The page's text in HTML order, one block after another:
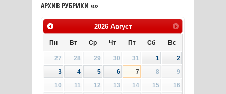
АРХИВ РУБРИКИ «»
2026 Август
Пн Вт Ср Чт Пт Сб Вс
27 28 29 30 31 1
2
3
4 5 6 7 8
9
10
11 12 13 14 15
16